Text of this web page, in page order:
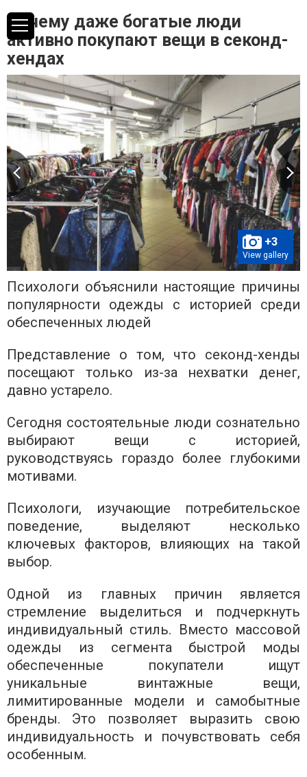
Почему даже богатые люди
активно покупают вещи в секонд-
хендах
+3
View gallery
Психологи объяснили настоящие причины
популярности одежды с историей среди
обеспеченных людей
Представление о том, что секонд-хенды
посещают только из-за нехватки денег,
давно устарело.
Сегодня состоятельные люди сознательно
выбирают вещи с историей,
руководствуясь гораздо более глубокими
мотивами.
Психологи, изучающие потребительское
поведение, выделяют несколько
ключевых факторов, влияющих на такой
выбор.
Одной из главных причин является
стремление выделиться и подчеркнуть
индивидуальный стиль. Вместо массовой
одежды из сегмента быстрой моды
обеспеченные покупатели ищут
уникальные винтажные вещи,
лимитированные модели и самобытные
бренды. Это позволяет выразить свою
индивидуальность и почувствовать себя
особенным.